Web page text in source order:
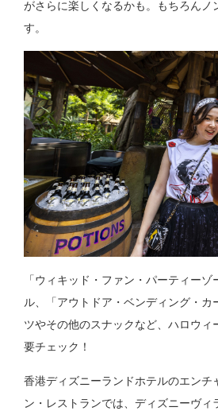
がさらに楽しくなるかも。もちろんノ
す。
「ウィキッド・ファン・パーティー
ル、「アウトドア・ベンディング・カ
ツやその他のスナックなど、ハロウィ
要チェック！
香港ディズニーランドホテルのエンチ
ン・レストランでは、ディズニーヴィ